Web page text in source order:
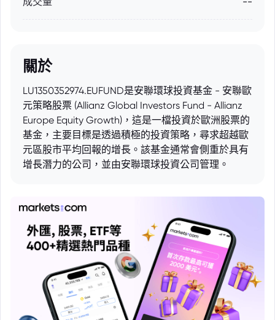
關於
LU1350352974.EUFUND是安聯環球投資基金 - 安聯歐
元策略股票 (Allianz Global Investors Fund - Allianz
Europe Equity Growth)，這是一檔投資於歐洲股票的
基金，主要目標是透過積極的投資策略，尋求超越歐
元區股市平均回報的增長。該基金通常會側重於具有
增長潛力的公司，並由安聯環球投資公司管理。